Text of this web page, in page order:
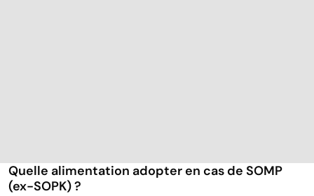
Quelle alimentation adopter en cas de SOMP
(ex-SOPK) ?